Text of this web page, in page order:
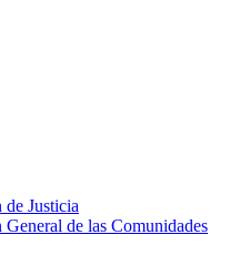
Justicia
de las Comunidades